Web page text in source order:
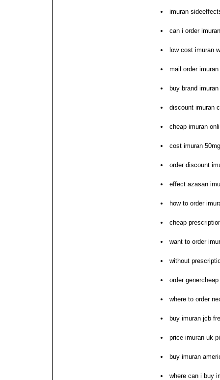
imuran
can i order imuran
low cost imuran
mail order
buy brand
discount imuran
cheap imuran
cost imuran
order discount
effect azasan
how to order
cheap
want to order
without
order
where to order
buy imuran jcb
price imuran uk
buy imuran
where can i buy